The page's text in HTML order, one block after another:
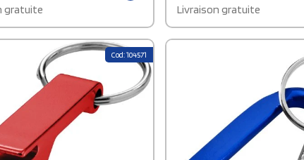
gratuite
Livraison gratuite
Cod: 104571